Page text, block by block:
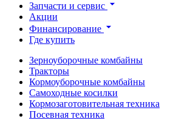
Запчасти и сервис
Акции
Финансирование
Где купить
Зерноуборочные комбайны
Тракторы
Кормоуборочные комбайны
Самоходные косилки
Кормозаготовительная техника
Посевная техника